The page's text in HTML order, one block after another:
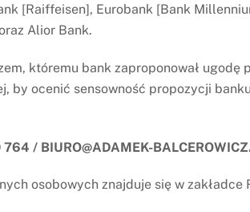
[Raiffeisen], Eurobank [Bank
Alior Bank.
któremu bank zaproponował ugodę
by ocenić sensowność propozycji
/ BIURO@ADAMEK-
osobowych znajduje się w zakładce
Kancelaria Radcowska
Chodkiewicza 17 lok. 10, 85-